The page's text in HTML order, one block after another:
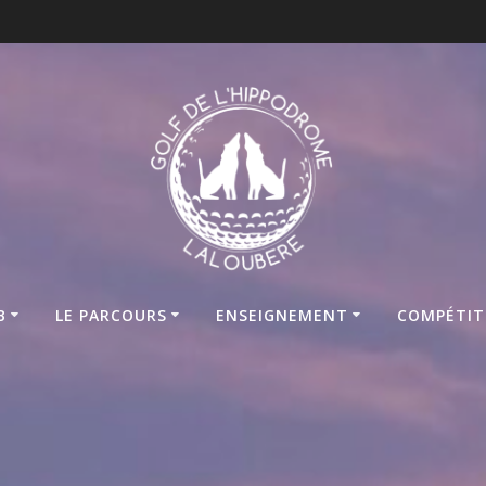
LE PARCOURS ENSEIGNEMENT